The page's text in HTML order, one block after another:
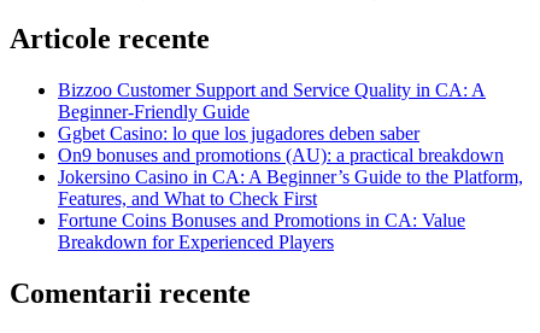
Articole recente
Bizzoo Customer Support and Service Quality in CA: A
Beginner-Friendly Guide
Ggbet Casino: lo que los jugadores deben saber
On9 bonuses and promotions (AU): a practical breakdown
Jokersino Casino in CA: A Beginner’s Guide to the Platform,
Features, and What to Check First
Fortune Coins Bonuses and Promotions in CA: Value
Breakdown for Experienced Players
Comentarii recente